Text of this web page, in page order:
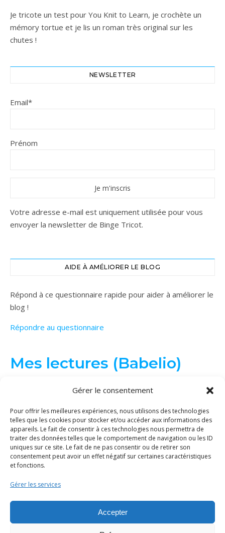
Gérer le consentement
Pour offrir les meilleures expériences, nous utilisons des technologies
telles que les cookies pour stocker et/ou accéder aux informations des
appareils. Le fait de consentir à ces technologies nous permettra de
traiter des données telles que le comportement de navigation ou les ID
uniques sur ce site. Le fait de ne pas consentir ou de retirer son
consentement peut avoir un effet négatif sur certaines caractéristiques
et fonctions.
Gérer les services
Accepter
Je tricote un test pour You Knit to Learn, je crochète un
mémory tortue et je lis un roman très original sur les
chutes !
NEWSLETTER
Email*
Prénom
Votre adresse e-mail est uniquement utilisée pour vous
envoyer la newsletter de Binge Tricot.
AIDE À AMÉLIORER LE BLOG
Répond à ce questionnaire rapide pour aider à améliorer le
blog !
Répondre au questionnaire
Mes lectures (Babelio)
© Binge Tricot 2026 | Tous les éléments de ce site (textes, images...)
sont protégés par le droit d'auteur. La copie et/ou distribution du
contenu sans ma permission est interdite.